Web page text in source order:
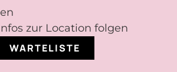
zur Location folgen
WARTELISTE